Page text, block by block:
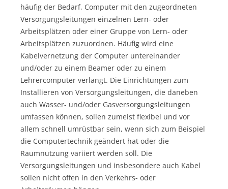
häufig der Bedarf, Computer mit den zugeordneten
Versorgungsleitungen einzelnen Lern- oder
Arbeitsplätzen oder einer Gruppe von Lern- oder
Arbeitsplätzen zuzuordnen. Häufig wird eine
Kabelvernetzung der Computer untereinander
und/oder zu einem Beamer oder zu einem
Lehrercomputer verlangt. Die Einrichtungen zum
Installieren von Versorgungsleitungen, die daneben
auch Wasser- und/oder Gasversorgungsleitungen
umfassen können, sollen zumeist flexibel und vor
allem schnell umrüstbar sein, wenn sich zum Beispiel
die Computertechnik geändert hat oder die
Raumnutzung variiert werden soll. Die
Versorgungsleitungen und insbesondere auch Kabel
sollen nicht offen in den Verkehrs- oder